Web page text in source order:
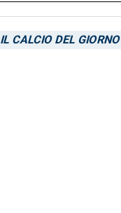
IL CALCIO DEL GIORNO